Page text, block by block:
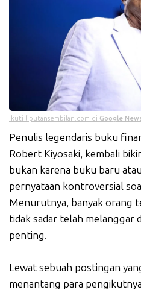
Ikuti liputansembilan.com di Google
Penulis legendaris buku
Robert Kiyosaki, kembali
bukan karena buku baru
pernyataan kontroversial
Menurutnya, banyak orang
tidak sadar telah melanggar
penting.
Lewat sebuah postingan
menantang para